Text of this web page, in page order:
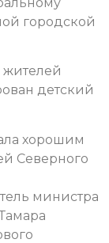
городской
детский
хорошим
Северного
министра